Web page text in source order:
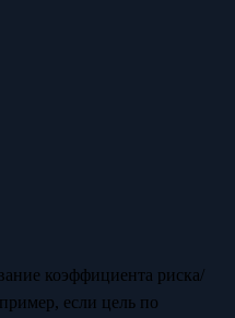
коэффициента риска/
если цель по